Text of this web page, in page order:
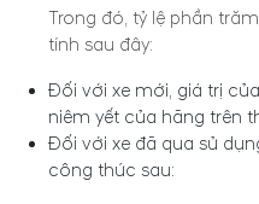
Trong đó, tỷ lệ phần
tính sau đây:
Đối với xe mới, giá trị
niêm yết của hãng trên
Đối với xe đã qua sử
công thức sau: